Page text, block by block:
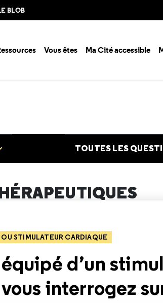
BLOB
Vous êtes Ma Cité accessible
sur le suivi
TOUTES LES
STIMULATEUR CARDIAQUE
d’un
interrogez